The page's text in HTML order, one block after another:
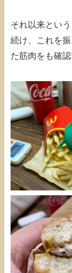
それ以来とい
続け、これを
た筋肉をも確